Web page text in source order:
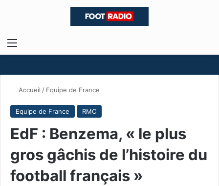
Menu
Accueil / Equipe de France
Equipe de France RMC
EdF : Benzema, « le plus
gros gâchis de l’histoire du
football français »